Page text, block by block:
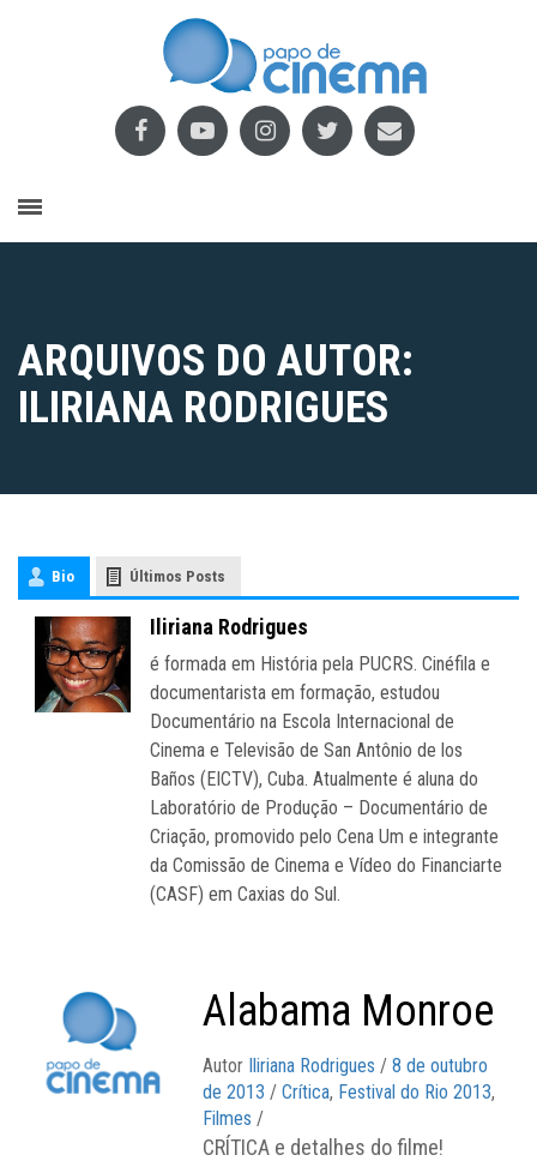
ARQUIVOS DO AUTOR:
ILIRIANA RODRIGUES
Papo de Cinema > Articles by: Iliriana Rodrigues
Bio Últimos Posts
Iliriana Rodrigues
é formada em História pela PUCRS. Cinéfila e
documentarista em formação, estudou
Documentário na Escola Internacional de
Cinema e Televisão de San Antônio de los
Baños (EICTV), Cuba. Atualmente é aluna do
Laboratório de Produção – Documentário de
Criação, promovido pelo Cena Um e integrante
da Comissão de Cinema e Vídeo do Financiarte
(CASF) em Caxias do Sul.
Alabama Monroe
Autor Iliriana Rodrigues / 8 de outubro
de 2013 / Crítica, Festival do Rio 2013,
Filmes /
CRÍTICA e detalhes do filme!